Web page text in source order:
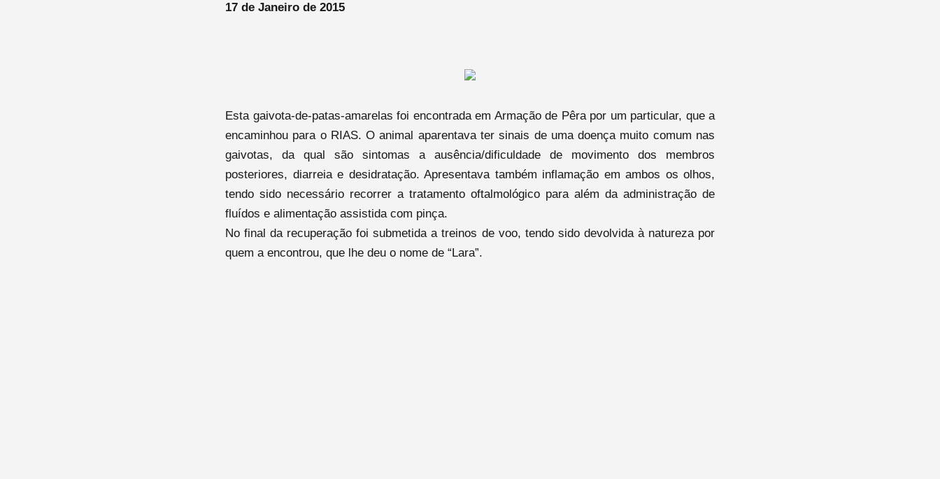
17 de Janeiro de 2015
Esta gaivota-de-patas-amarelas foi encontrada em Armação de Pêra por um particular, que a
encaminhou para o RIAS. O animal aparentava ter sinais de uma doença muito comum nas
gaivotas, da qual são sintomas a ausência/dificuldade de movimento dos membros
posteriores, diarreia e desidratação. Apresentava também inflamação em ambos os olhos,
tendo sido necessário recorrer a tratamento oftalmológico para além da administração de
fluídos e alimentação assistida com pinça.
No final da recuperação foi submetida a treinos de voo, tendo sido devolvida à natureza por
quem a encontrou, que lhe deu o nome de “Lara”.